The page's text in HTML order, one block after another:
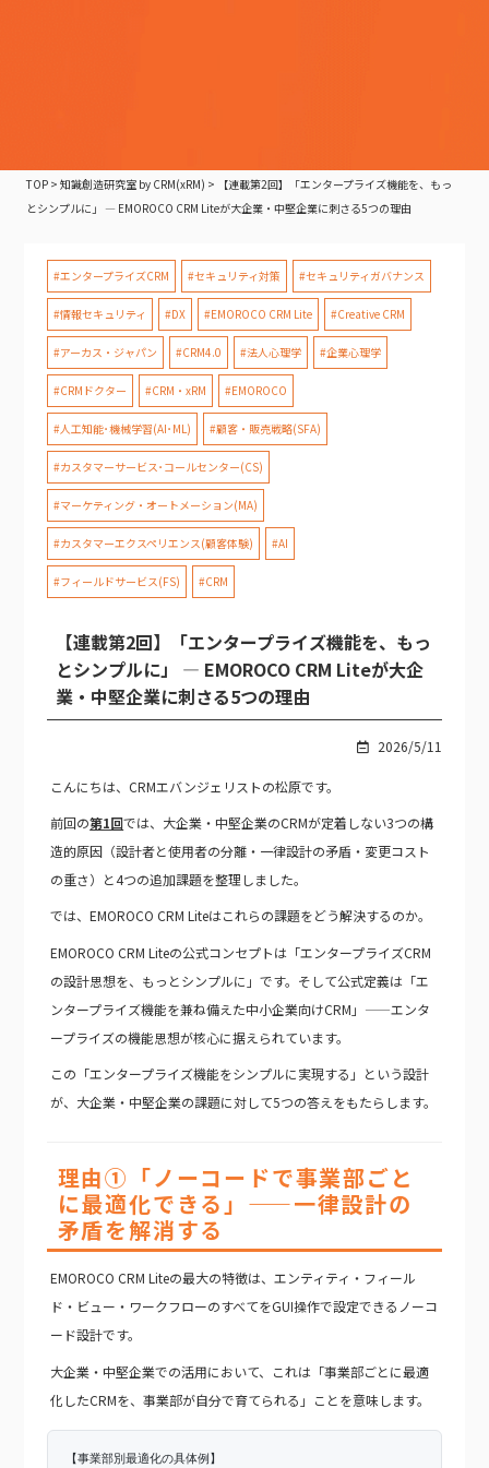
TOP >知識創造研究室 by CRM(xRM) >
【連載第2回】「エンタープライズ機能を、もっ
とシンプルに」 — EMOROCO CRM Liteが大企業・中堅企業に刺さる5つの理由
#エンタープライズCRM #セキュリティ対策 #セキュリティガバナンス
#情報セキュリティ #DX #EMOROCO CRM Lite #Creative CRM
#アーカス・ジャパン #CRM4.0 #法人心理学 #企業心理学
#CRMドクター #CRM・xRM #EMOROCO
#人工知能･機械学習(AI･ML) #顧客・販売戦略(SFA)
#カスタマーサービス･コールセンター(CS)
#マーケティング・オートメーション(MA)
#カスタマーエクスペリエンス(顧客体験) #AI
#フィールドサービス(FS) #CRM
【連載第2回】「エンタープライズ機能を、もっ
とシンプルに」 — EMOROCO CRM Liteが大企
業・中堅企業に刺さる5つの理由
2026/5/11
こんにちは、CRMエバンジェリストの松原です。
前回の第1回では、大企業・中堅企業のCRMが定着しない3つの構
造的原因（設計者と使用者の分離・一律設計の矛盾・変更コスト
の重さ）と4つの追加課題を整理しました。
では、EMOROCO CRM Liteはこれらの課題をどう解決するのか。
EMOROCO CRM Liteの公式コンセプトは「エンタープライズCRM
の設計思想を、もっとシンプルに」です。そして公式定義は「エ
ンタープライズ機能を兼ね備えた中小企業向けCRM」——エンタ
ープライズの機能思想が核心に据えられています。
この「エンタープライズ機能をシンプルに実現する」という設計
が、大企業・中堅企業の課題に対して5つの答えをもたらします。
理由①「ノーコードで事業部ごと
に最適化できる」——一律設計の
矛盾を解消する
EMOROCO CRM Liteの最大の特徴は、エンティティ・フィール
ド・ビュー・ワークフローのすべてをGUI操作で設定できるノーコ
ード設計です。
大企業・中堅企業での活用において、これは「事業部ごとに最適
化したCRMを、事業部が自分で育てられる」ことを意味します。
【事業部別最適化の具体例】